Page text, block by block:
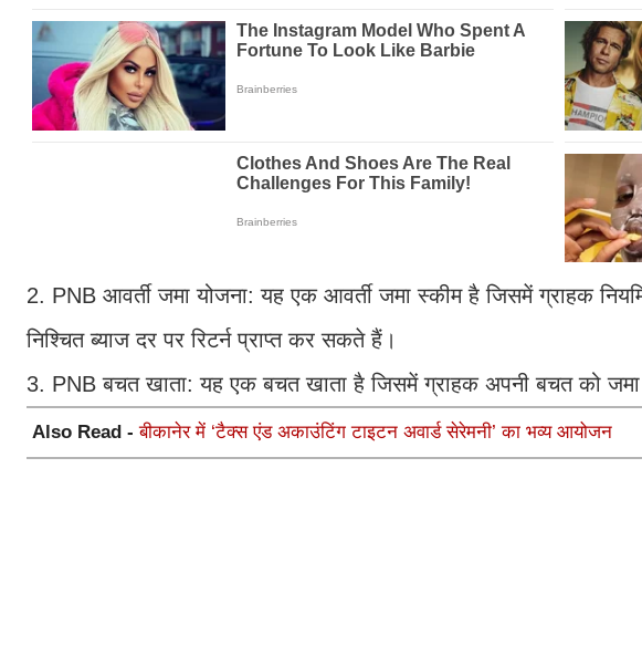
2. PNB आवर्ती जमा योजना: यह एक आवर्ती जमा स्कीम है जिसमें ग्राहक
निश्चित ब्याज दर पर रिटर्न प्राप्त कर सकते हैं।
3. PNB बचत खाता: यह एक बचत खाता है जिसमें ग्राहक अपनी बचत को
Also Read -बीकानेर में ‘टैक्स एंड अकाउंटिंग टाइटन अवार्ड सेरेमनी’ का भव्य आयोजन